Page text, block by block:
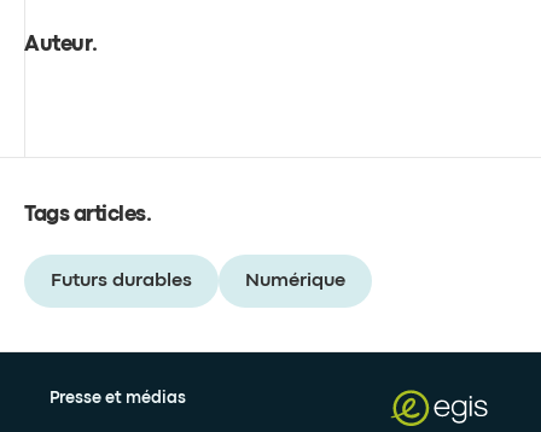
Auteur.
Tags articles.
Futurs durables Numérique
Presse et médias